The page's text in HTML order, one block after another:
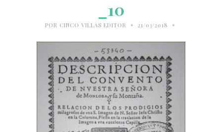
_10
POR CINCO VILLAS EDITOR • 21/03/2018 •